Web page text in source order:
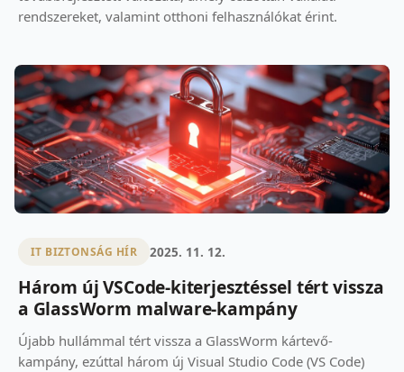
rendszereket, valamint otthoni felhasználókat érint.
IT BIZTONSÁG HÍR 2025. 11. 12.
Három új VSCode-kiterjesztéssel tért vissza
a GlassWorm malware-kampány
Újabb hullámmal tért vissza a GlassWorm kártevő-
kampány, ezúttal három új Visual Studio Code (VS Code)